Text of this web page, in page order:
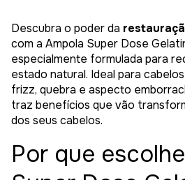
Descubra o poder da
com a Ampola Super Dose
especialmente formulada para
estado natural. Ideal para
frizz, quebra e aspecto
traz benefícios que vão
dos seus cabelos.
Por que